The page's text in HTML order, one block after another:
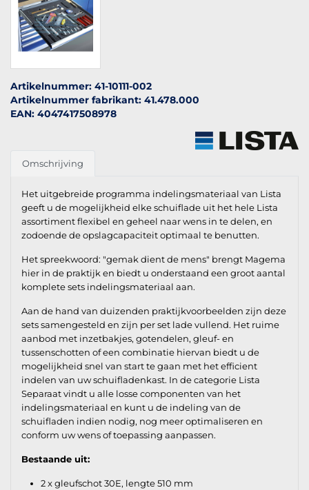
Artikelnummer: 41-10111-002
Artikelnummer fabrikant: 41.478.000
EAN: 4047417508978
Omschrijving
Het uitgebreide programma indelingsmateriaal van Lista
geeft u de mogelijkheid elke schuiflade uit het hele Lista
assortiment flexibel en geheel naar wens in te delen, en
zodoende de opslagcapaciteit optimaal te benutten.
Het spreekwoord: "gemak dient de mens" brengt Magema
hier in de praktijk en biedt u onderstaand een groot aantal
komplete sets indelingsmateriaal aan.
Aan de hand van duizenden praktijkvoorbeelden zijn deze
sets samengesteld en zijn per set lade vullend. Het ruime
aanbod met inzetbakjes, gotendelen, gleuf- en
tussenschotten of een combinatie hiervan biedt u de
mogelijkheid snel van start te gaan met het efficient
indelen van uw schuifladenkast. In de categorie Lista
Separaat vindt u alle losse componenten van het
indelingsmateriaal en kunt u de indeling van de
schuifladen indien nodig, nog meer optimaliseren en
conform uw wens of toepassing aanpassen.
Bestaande uit:
2 x gleufschot 30E, lengte 510 mm